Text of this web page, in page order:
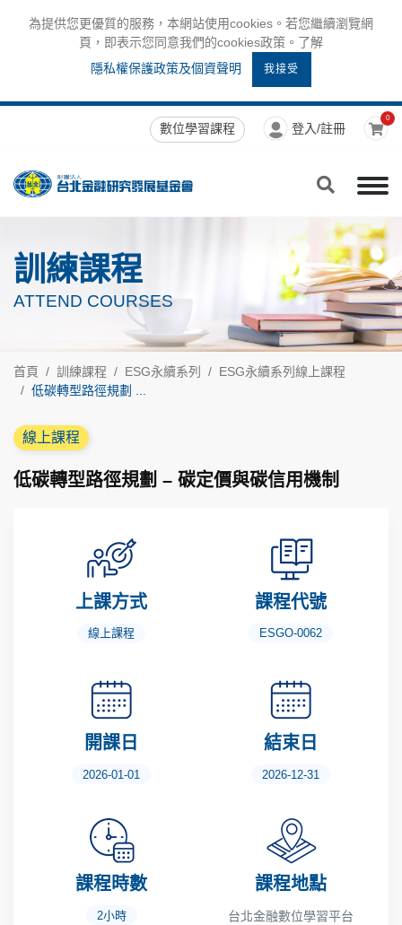
為提供您更優質的服務，本網站使用cookies。若您繼續瀏覽網
頁，即表示您同意我們的cookies政策。了解
隱私權保護政策及個資聲明
我接受
數位學習課程 登入/註冊
0
訓練課程
ATTEND COURSES
首頁 訓練課程 ESG永續系列
ESG永續系列線上課程
低碳轉型路徑規劃 ...
線上課程
低碳轉型路徑規劃 – 碳定價與碳信用機制
上課方式
線上課程
課程代號
ESGO-0062
開課日
2026-01-01
結束日
2026-12-31
課程時數
2小時
課程地點
台北金融數位學習平台